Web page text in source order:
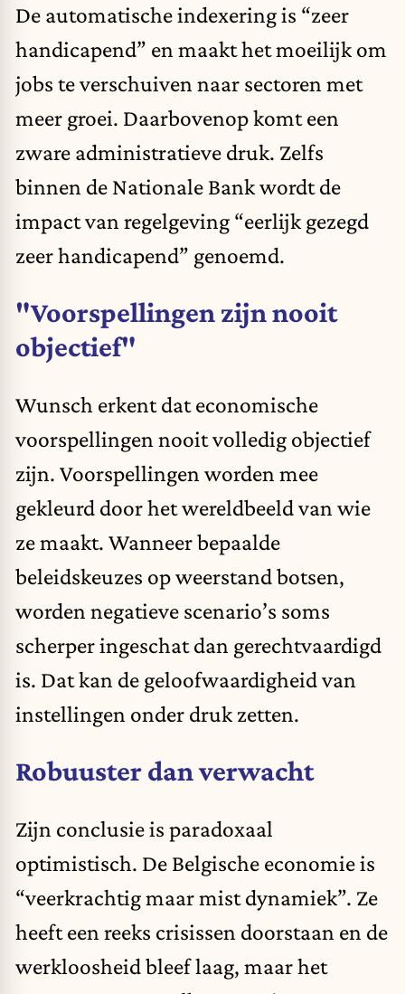
De automatische indexering is “zeer
handicapend” en maakt het moeilijk om
jobs te verschuiven naar sectoren met
meer groei. Daarbovenop komt een
zware administratieve druk. Zelfs
binnen de Nationale Bank wordt de
impact van regelgeving “eerlijk gezegd
zeer handicapend” genoemd.
"Voorspellingen zijn nooit
objectief"
Wunsch erkent dat economische
voorspellingen nooit volledig objectief
zijn. Voorspellingen worden mee
gekleurd door het wereldbeeld van wie
ze maakt. Wanneer bepaalde
beleidskeuzes op weerstand botsen,
worden negatieve scenario’s soms
scherper ingeschat dan gerechtvaardigd
is. Dat kan de geloofwaardigheid van
instellingen onder druk zetten.
Robuuster dan verwacht
Zijn conclusie is paradoxaal
optimistisch. De Belgische economie is
“veerkrachtig maar mist dynamiek”. Ze
heeft een reeks crisissen doorstaan en de
werkloosheid bleef laag, maar het